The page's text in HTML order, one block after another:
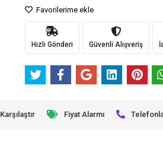
Favorilerime ekle
Hızlı Gönderi Güvenli Alışveriş
Karşılaştır Fiyat Alarmı